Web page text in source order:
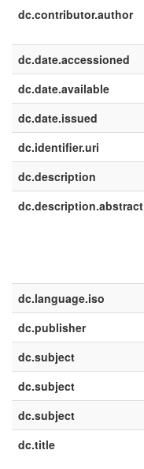
dc.contributor.author
dc.date.accessioned
dc.date.available
dc.date.issued
dc.identifier.uri
dc.description
dc.description.abstract
dc.language.iso
dc.publisher
dc.subject
dc.subject
dc.subject
dc.title